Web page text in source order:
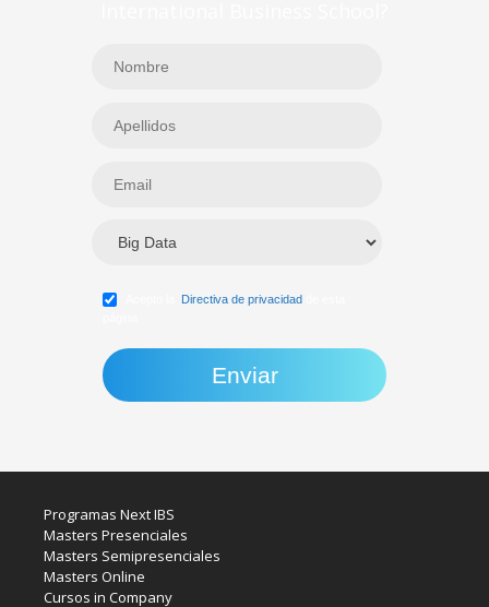
Directiva de privacidad
Programas Next IBS
Masters Presenciales
Masters Semipresenciales
Masters Online
Cursos in Company